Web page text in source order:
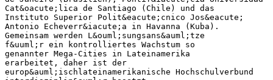
Cat&oacute;lica de Santiago (Chile) und das
Instituto Superior Polit&eacute;cnico Jos&eacute;
Antonio Echeverr&iacute;a in Havanna (Kuba).
Gemeinsam werden L&ouml;sungsans&auml;tze
f&uuml;r ein kontrolliertes Wachstum so
genannter Mega-Cities in Lateinamerika
erarbeitet, daher ist der
europ&auml;ischlateinamerikanische Hochschulverbund